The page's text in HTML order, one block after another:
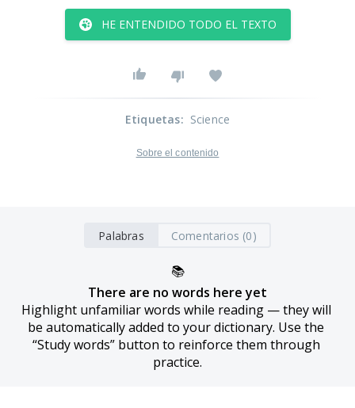
HE ENTENDIDO TODO EL TEXTO
Etiquetas: Science
Sobre el contenido
Palabras Comentarios (0)
📚
There are no words here yet
Highlight unfamiliar words while reading — they will
be automatically added to your dictionary. Use the
“Study words” button to reinforce them through
practice.